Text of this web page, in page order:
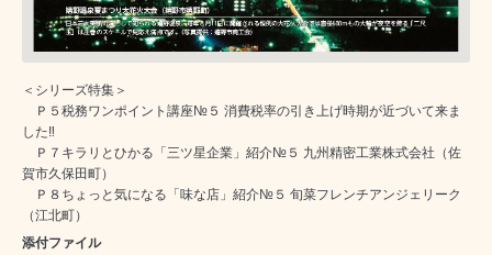
＜シリーズ特集＞
Ｐ５税務ワンポイント講座№５ 消費税率の引き上げ時期が近づいて来ま
した‼
Ｐ７キラリとひかる「三ツ星企業」紹介№５ 九州精密工業株式会社（佐
賀市久保田町）
Ｐ８ちょっと気になる「味な店」紹介№５ 旬菜フレンチアンジェリーク
（江北町）
添付ファイル